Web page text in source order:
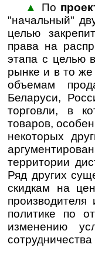
▲ По
"начальный"
целью
права на
этапа с целью
рынке и в то же
объемам
Беларуси,
торговли, в
товаров,
некоторых
территории
Ряд других
скидкам на
политике по
изменению
сотрудничества